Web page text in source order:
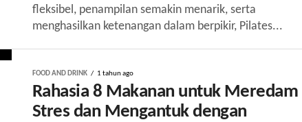
fleksibel, penampilan semakin menarik, serta
menghasilkan ketenangan dalam berpikir, Pilates...
FOOD AND DRINK 1 tahun ago
Rahasia 8 Makanan untuk Meredam
Stres dan Mengantuk dengan